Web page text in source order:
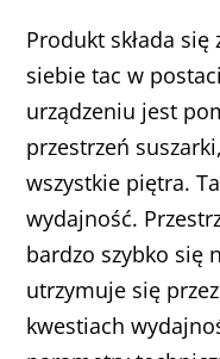
Produkt składa
siebie tac w
urządzeniu jest
przestrzeń
wszystkie piętra.
wydajność.
bardzo szybko się
utrzymuje się
kwestiach